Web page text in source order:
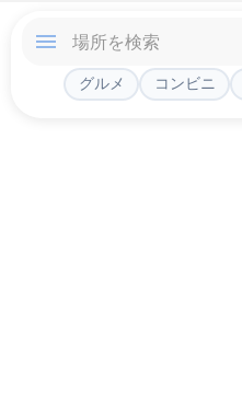
グルメ コンビニ